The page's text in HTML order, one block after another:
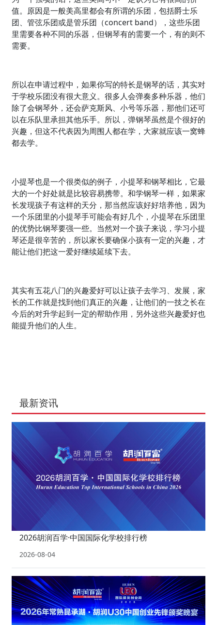
值。原因是一般美高里都会有所谓的乐团，包括爵士乐
团、管弦乐团或是管乐团（concert band），这些乐团
里需要各种不同的乐器，但钢琴有的需要一个，有的则不
需要。
所以在申请过程中，如果你写的特长是钢琴的话，其实对
于学校乐团没有很大意义。很多人会弹奏多种乐器，他们
除了会钢琴外，还会萨克斯风、小号等乐器，那他们还可
以在乐队里承担其他乐手。所以，弹钢琴虽然是个很好的
兴趣，但这不代表因为周围人都在学，大家就应该一窝蜂
都去学。
小提琴也是一个很类似的例子，小提琴和钢琴相比，它最
大的一个好处就是比较容易携带。和学钢琴一样，如果家
长发现孩子有这样的天分，那当然应该好好培养他，因为
一个乐团里的小提琴手可能会有好几个，小提琴在乐团里
的优势比钢琴要强一些。当然对一个孩子来说，学习小提
琴还是很辛苦的，所以家长要确保小孩有一定的兴趣，才
能让他们把这一爱好继续延续下去。
其实有五花八门的兴趣爱好可以让孩子去学习、发展，家
长的工作就是找到他们真正的兴趣，让他们的一技之长在
今后的对升学起到一定的帮助作用，另外这些兴趣爱好也
能提升他们的人生。
最新资讯
2026胡润百学·中国国际化学校排行榜
2026-08-04